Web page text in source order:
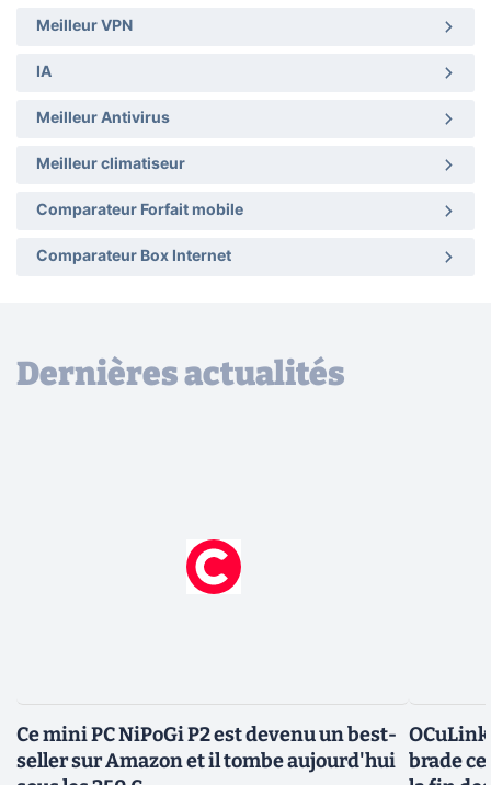
Meilleur VPN
IA
Meilleur Antivirus
Meilleur climatiseur
Comparateur Forfait mobile
Comparateur Box Internet
Dernières actualités
Ce mini PC NiPoGi P2 est devenu un best-
seller sur Amazon et il tombe aujourd'hui brade